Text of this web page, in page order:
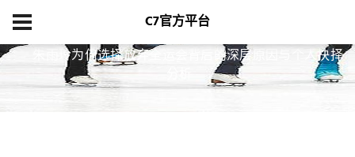
C7官方平台
朱雨玲为何选择放弃全运会背后的深层原因与个人抉择